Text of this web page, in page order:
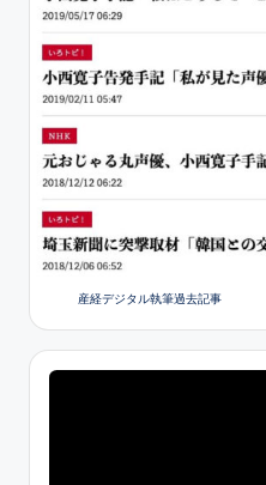
産経デジタル執筆過去記事